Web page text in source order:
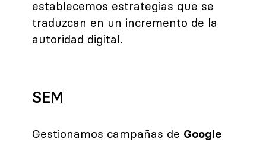
establecemos estrategias que se
traduzcan en un incremento de la
autoridad digital.
SEM
Gestionamos campañas de Google